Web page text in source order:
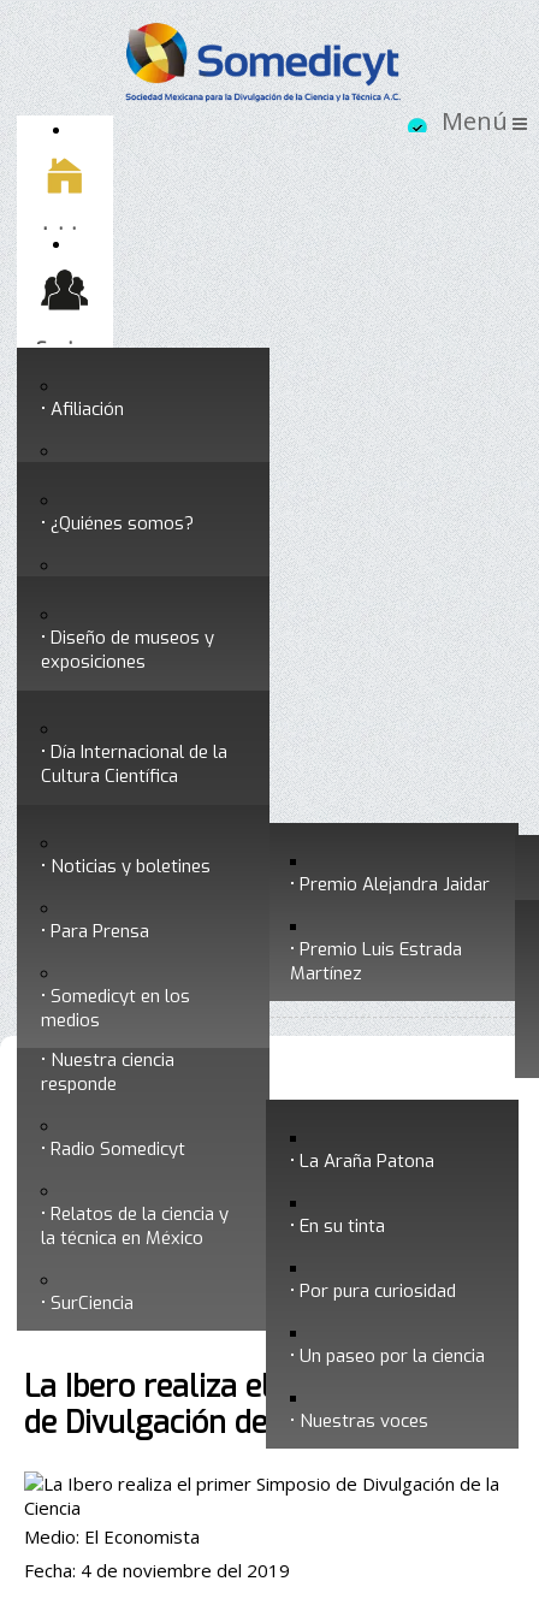
Inicio
Socios
Afiliación
Testimonios
Socios vigentes
Somedicyt
¿Quiénes somos?
Consejo Directivo
profesionales
Premios a divulgadores Premio Alejandra Jaidar
Premio Luis Estrada
Martínez
Servicios
Diseño de museos y
exposiciones
formar divulgadores
Día Internacional de la
Cultura Científica
Ciencia y Tecnología
Nuestra ciencia
responde
Radio Somedicyt La Araña Patona
En su tinta
Por pura curiosidad
Un paseo por la ciencia
Nuestras voces
Relatos de la ciencia y
la técnica en México
SurCiencia
Noticias y boletines
Para Prensa
Somedicyt en los
medios
Contacto
Somedicyt en los medios
•
Archivo de Somedicyt en los medios
Noviembre 2019
Búsqueda
La Ibero realiza el primer Simposio
de Divulgación de la Ciencia
Medio: El Economista
Fecha: 4 de noviembre del 2019